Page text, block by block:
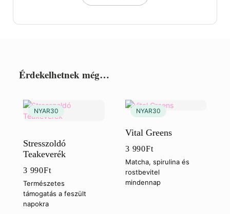
Érdekelhetnek még…
Stresszoldó
Teakeverék
3 990Ft
Természetes
támogatás a feszült
napokra
Vital Greens
3 990Ft
Matcha, spirulina és
rostbevitel
mindennap